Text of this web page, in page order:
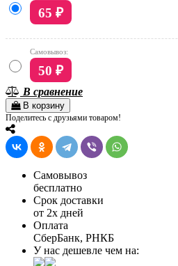
65 ₽
Самовывоз:
50 ₽
В сравнение
В корзину
Поделитесь с друзьями товаром!
Самовывоз
бесплатно
Срок доставки
от 2х дней
Оплата
СберБанк, РНКБ
У нас дешевле чем на: